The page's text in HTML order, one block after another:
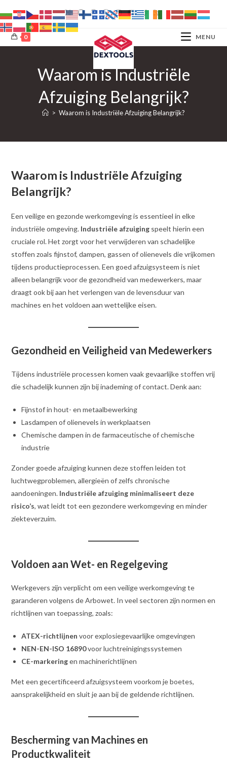
naar
inhoud
0 MENU
Waarom is Industriële
Afzuiging Belangrijk?
> Waarom is Industriële Afzuiging Belangrijk?
Waarom is Industriële Afzuiging
Belangrijk?
Een veilige en gezonde werkomgeving is essentieel in elke
industriële omgeving. Industriële afzuiging speelt hierin een
cruciale rol. Het zorgt voor het verwijderen van schadelijke
stoffen zoals fijnstof, dampen, gassen of olienevels die vrijkomen
tijdens productieprocessen. Een goed afzuigsysteem is niet
alleen belangrijk voor de gezondheid van medewerkers, maar
draagt ook bij aan het verlengen van de levensduur van
machines en het voldoen aan wettelijke eisen.
Gezondheid en Veiligheid van Medewerkers
Tijdens industriële processen komen vaak gevaarlijke stoffen vrij
die schadelijk kunnen zijn bij inademing of contact. Denk aan:
Fijnstof in hout- en metaalbewerking
Lasdampen of olienevels in werkplaatsen
Chemische dampen in de farmaceutische of chemische
industrie
Zonder goede afzuiging kunnen deze stoffen leiden tot
luchtwegproblemen, allergieën of zelfs chronische
aandoeningen. Industriële afzuiging minimaliseert deze
risico’s, wat leidt tot een gezondere werkomgeving en minder
ziekteverzuim.
Voldoen aan Wet- en Regelgeving
Werkgevers zijn verplicht om een veilige werkomgeving te
garanderen volgens de Arbowet. In veel sectoren zijn normen en
richtlijnen van toepassing, zoals:
ATEX-richtlijnen voor explosiegevaarlijke omgevingen
NEN-EN-ISO 16890voor luchtreinigingssystemen
CE-markeringen machinerichtlijnen
Met een gecertificeerd afzuigsysteem voorkom je boetes,
aansprakelijkheid en sluit je aan bij de geldende richtlijnen.
Bescherming van Machines en
Productkwaliteit